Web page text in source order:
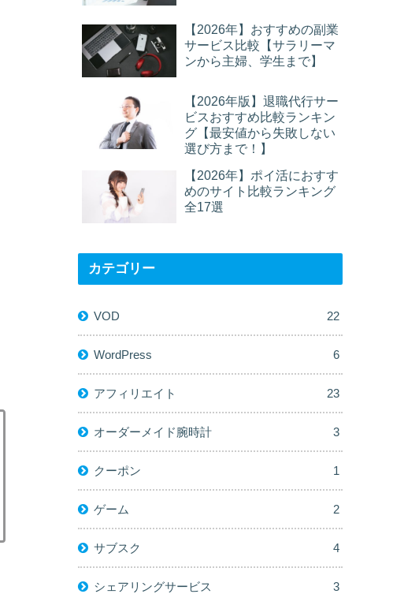
【2026年】おすすめの副業
サービス比較【サラリーマ
ンから主婦、学生まで】
【2026年版】退職代行サー
ビスおすすめ比較ランキン
グ【最安値から失敗しない
選び方まで！】
【2026年】ポイ活におすす
めのサイト比較ランキング
全17選
カテゴリー
VOD 22
WordPress 6
アフィリエイト 23
オーダーメイド腕時計 3
クーポン 1
ゲーム 2
サブスク 4
シェアリングサービス 3